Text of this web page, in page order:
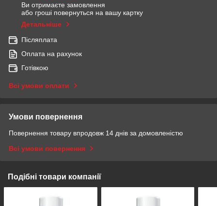
Ви отримаєте замовлення
або гроші повернуться на вашу картку
Детальніше
Післяплата
Оплата на рахунок
Готівкою
Всі умови оплати
Умови повернення
Повернення товару впродовж 14 днів за домовленістю
Всі умови повернення
Подібні товари компанії